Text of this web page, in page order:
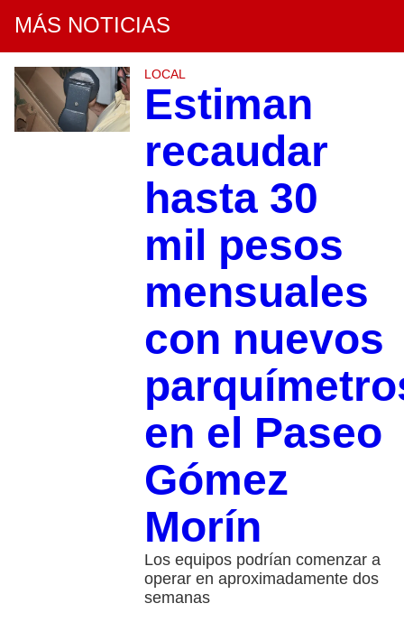
MÁS NOTICIAS
LOCAL
Estiman
recaudar
hasta 30
mil pesos
mensuales
con nuevos
en el Paseo
Gómez
Morín
Los equipos podrían comenzar a
operar en aproximadamente dos
semanas